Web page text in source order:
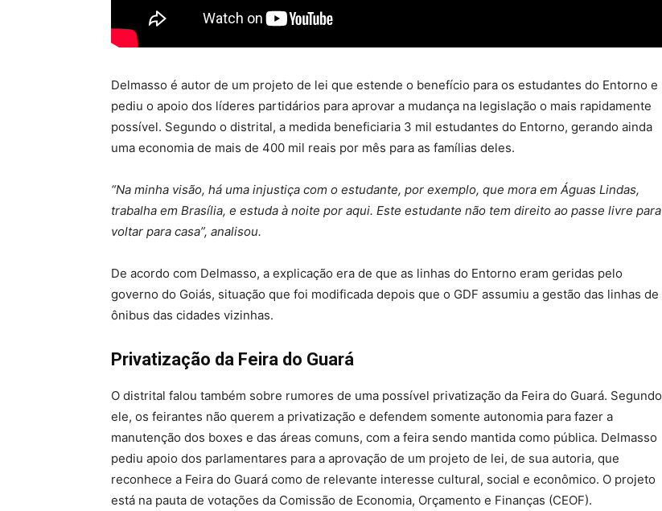
Delmasso é autor de um projeto de lei que estende o benefício para os estudantes do Entorno e
pediu o apoio dos líderes partidários para aprovar a mudança na legislação o mais rapidamente
possível. Segundo o distrital, a medida beneficiaria 3 mil estudantes do Entorno, gerando ainda
uma economia de mais de 400 mil reais por mês para as famílias deles.
“Na minha visão, há uma injustiça com o estudante, por exemplo, que mora em Águas Lindas,
trabalha em Brasília, e estuda à noite por aqui. Este estudante não tem direito ao passe livre para
voltar para casa”, analisou.
De acordo com Delmasso, a explicação era de que as linhas do Entorno eram geridas pelo
governo do Goiás, situação que foi modificada depois que o GDF assumiu a gestão das linhas de
ônibus das cidades vizinhas.
Privatização da Feira do Guará
O distrital falou também sobre rumores de uma possível privatização da Feira do Guará. Segundo
ele, os feirantes não querem a privatização e defendem somente autonomia para fazer a
manutenção dos boxes e das áreas comuns, com a feira sendo mantida como pública. Delmasso
pediu apoio dos parlamentares para a aprovação de um projeto de lei, de sua autoria, que
reconhece a Feira do Guará como de relevante interesse cultural, social e econômico. O projeto
está na pauta de votações da Comissão de Economia, Orçamento e Finanças (CEOF).